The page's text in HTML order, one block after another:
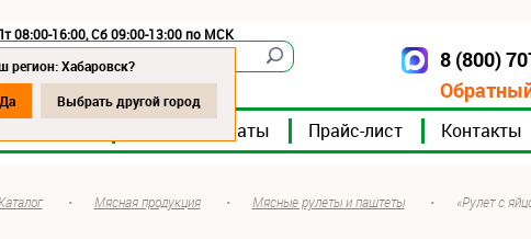
08:00-16:00, Сб 09:00-13:00 по МСК
Мясокомбинаты Прайс-лист Контакты
8 (800)
регион: Хабаровск?
Да
Выбрать другой город
• Мясная продукция • Мясные рулеты и паштеты • «Рулет с